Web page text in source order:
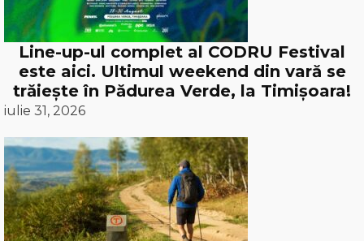
Line-up-ul complet al CODRU Festival
este aici. Ultimul weekend din vară se
trăiește în Pădurea Verde, la Timișoara!
iulie 31, 2026